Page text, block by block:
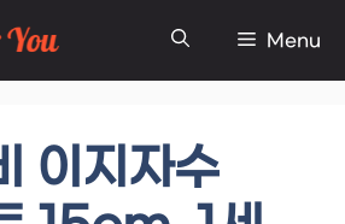
Menu
이지자수